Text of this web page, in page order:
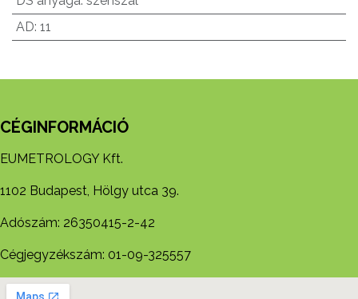
AD: 11
CÉGINFORMÁCIÓ
EUMETROLOGY Kft.
1102 Budapest, Hölgy utca 39.
Adószám: 26350415-2-42
Cégjegyzékszám: 01-09-325557